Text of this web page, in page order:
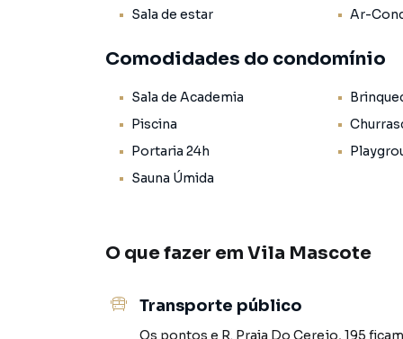
- Armários Planejados: Este apartamento foi
- Academia: Mantenha-se ativo e saudável
- Brinquedoteca: As crianças têm seu próprio
- Espaço Gourmet com Churrasqueira:
- Piscina: Nos dias ensolarados, relaxe e dê
Localizado no bairro Vila Mascote, em São
Sala de estar
Ar-
Comodidades do condomínio
Sala de Academia
Piscina
Portaria 24h
Sauna Úmida
O que fazer em Vila Mascote
Transporte público
Os pontos e R. Praia Do Cerejo, 195